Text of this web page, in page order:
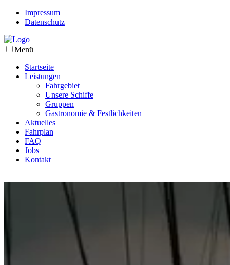
Impressum
Datenschutz
Menü
Startseite
Leistungen
Fahrgebiet
Unsere Schiffe
Gruppen
Gastronomie & Festlichkeiten
Aktuelles
Fahrplan
FAQ
Jobs
Kontakt